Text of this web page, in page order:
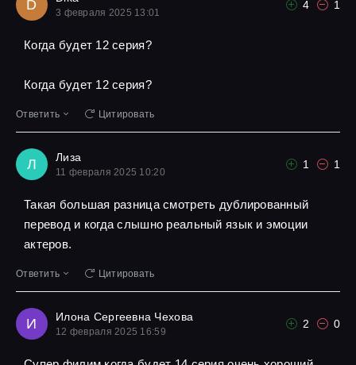
D
3 февраля 2025 13:01
4 1
Когда будет 12 серия?
Когда будет 12 серия?
Ответить Цитировать
Л Лиза
11 февраля 2025 10:20
1 1
Такая большая разница смотреть дублированный
перевод и когда слышно реальный язык и эмоции
актеров.
Ответить Цитировать
И Илона Сергеевна Чехова
12 февраля 2025 16:59
2 0